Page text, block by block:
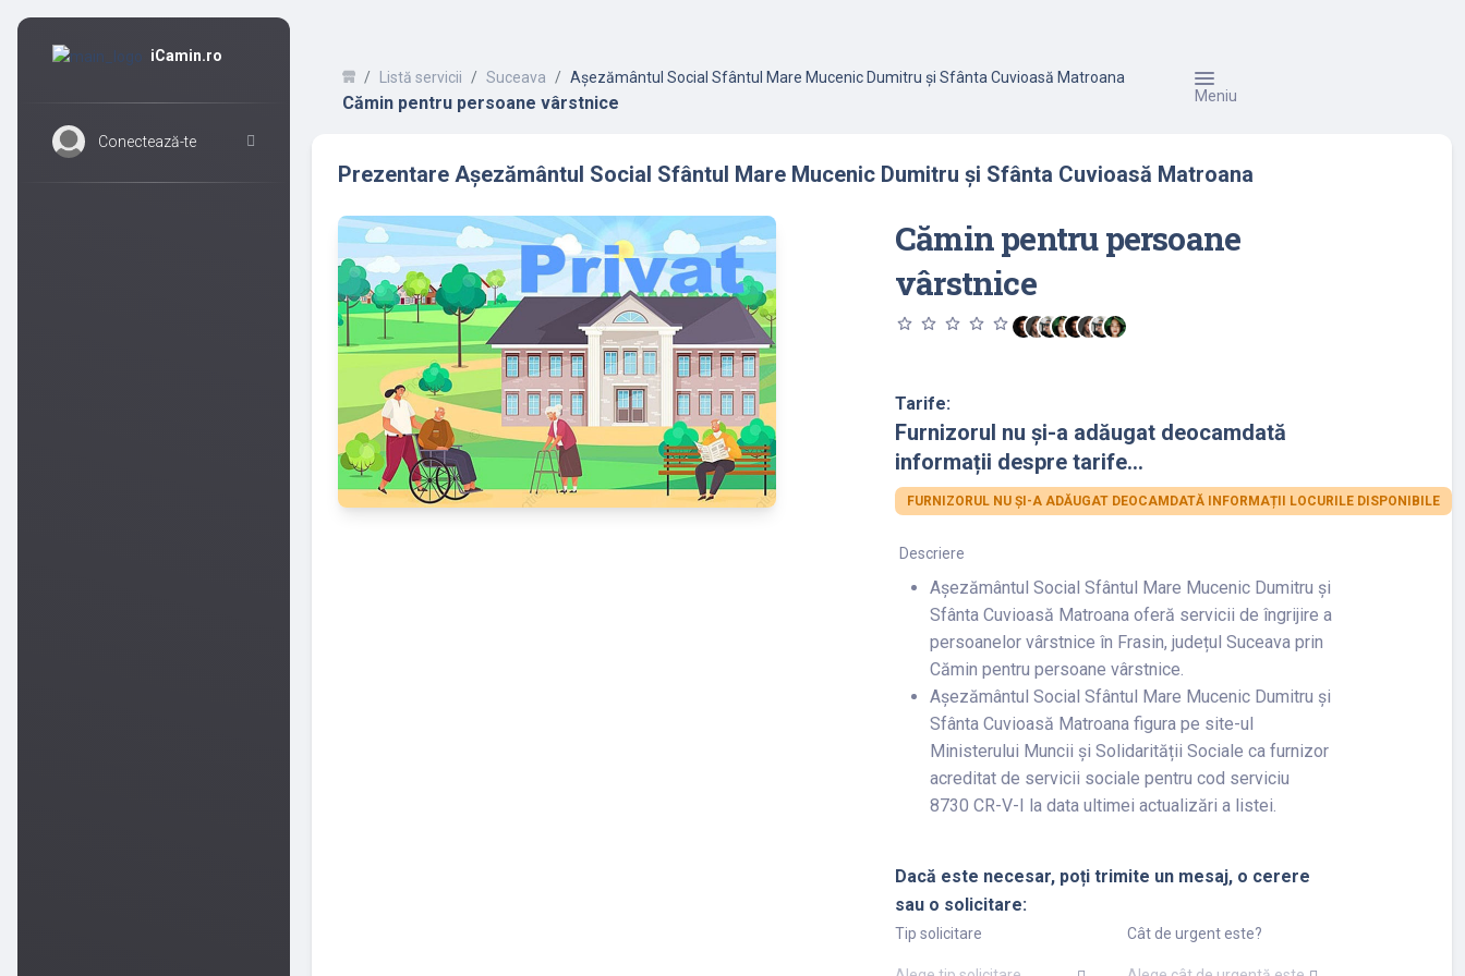
iCamin.ro
Conectează-te
Listă servicii Suceava Așezământul Social Sfântul Mare Mucenic Dumitru și Sfânta Cuvioasă Matroana
Cămin pentru persoane vârstnice Meniu
Prezentare Așezământul Social Sfântul Mare Mucenic Dumitru și Sfânta Cuvioasă Matroana
Cămin pentru persoane
vârstnice
star_outline star_outline star_outline star_outline star_outline
Tarife:
Furnizorul nu și-a adăugat deocamdată
informații despre tarife...
FURNIZORUL NU ȘI-A ADĂUGAT DEOCAMDATĂ INFORMAȚII LOCURILE DISPONIBILE
Descriere
Așezământul Social Sfântul Mare Mucenic Dumitru și
Sfânta Cuvioasă Matroana oferă servicii de îngrijire a
persoanelor vârstnice în Frasin, județul Suceava prin
Cămin pentru persoane vârstnice.
Așezământul Social Sfântul Mare Mucenic Dumitru și
Sfânta Cuvioasă Matroana figura pe site-ul
Ministerului Muncii și Solidarității Sociale ca furnizor
acreditat de servicii sociale pentru cod serviciu
8730 CR-V-I la data ultimei actualizări a listei.
Dacă este necesar, poți trimite un mesaj, o cerere
sau o solicitare:
Tip solicitare Cât de urgent este?